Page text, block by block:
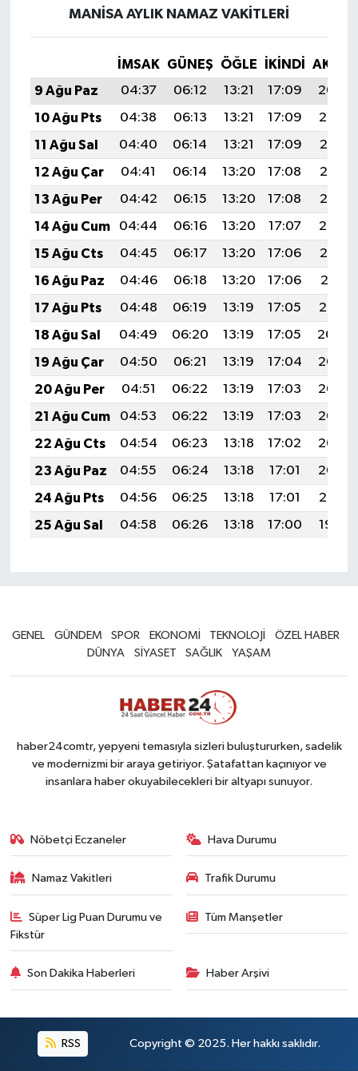
MANISA AYLIK NAMAZ VAKITLERI
İMSAK GÜNEŞ ÖĞLE İKINDI
9 Ağu Paz
04:37 06:12 13:21 17:09
20:20
10 Ağu Pts
04:38 06:13 13:21 17:09
20:19
11 Ağu Sal
04:40 06:14 13:21 17:09
20:18
12 Ağu Çar
04:41 06:14 13:20 17:08
20:17
13 Ağu Per
04:42 06:15 13:20 17:08
20:15
14 Ağu Cum
04:44 06:16 13:20 17:07
20:14
15 Ağu Cts
04:45 06:17 13:20 17:06
20:13
16 Ağu Paz
04:46 06:18 13:20 17:06
20:11
17 Ağu Pts
04:48 06:19 13:19 17:05
20:10
18 Ağu Sal
04:49 06:20 13:19 17:05
20:09
19 Ağu Çar
04:50 06:21 13:19 17:04
20:07
20 Ağu Per
04:51 06:22 13:19 17:03
20:06
21 Ağu Cum
04:53 06:22 13:19 17:03
20:05
22 Ağu Cts
04:54 06:23 13:18 17:02
20:03
23 Ağu Paz
04:55 06:24 13:18 17:01
20:02
24 Ağu Pts
04:56 06:25 13:18 17:01
20:01
25 Ağu Sal
04:58 06:26 13:18 17:00 19:59
GENEL GÜNDEM SPOR EKONOMİ TEKNOLOJİ
ÖZEL HABER
DÜNYA
SİYASET SAĞLIK YAŞAM
haber24comtr, yepyeni temasıyla sizleri buluştururken, sadelik
ve modernizmi bir araya getiriyor. Şatafattan kaçınıyor ve
insanlara haber okuyabilecekleri bir altyapı sunuyor.
Nöbetçi Eczaneler Hava Durumu
Namaz Vakitleri Trafik Durumu
Süper Lig Puan Durumu ve
Fikstür
Tüm Manşetler
Son Dakika Haberleri Haber Arşivi
RSS Copyright © 2025. Her hakkı saklıdır.